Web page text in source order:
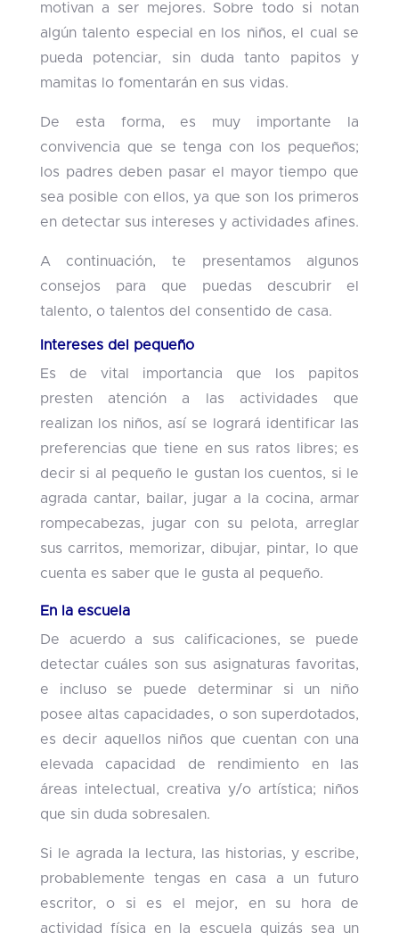
motivan a ser mejores. Sobre todo si notan
algún talento especial en los niños, el cual se
pueda potenciar, sin duda tanto papitos y
mamitas lo fomentarán en sus vidas.
De esta forma, es muy importante la
convivencia que se tenga con los pequeños;
los padres deben pasar el mayor tiempo que
sea posible con ellos, ya que son los primeros
en detectar sus intereses y actividades afines.
A continuación, te presentamos algunos
consejos para que puedas descubrir el
talento, o talentos del consentido de casa.
Intereses del pequeño
Es de vital importancia que los papitos
presten atención a las actividades que
realizan los niños, así se logrará identificar las
preferencias que tiene en sus ratos libres; es
decir si al pequeño le gustan los cuentos, si le
agrada cantar, bailar, jugar a la cocina, armar
rompecabezas, jugar con su pelota, arreglar
sus carritos, memorizar, dibujar, pintar, lo que
cuenta es saber que le gusta al pequeño.
En la escuela
De acuerdo a sus calificaciones, se puede
detectar cuáles son sus asignaturas favoritas,
e incluso se puede determinar si un niño
posee altas capacidades, o son superdotados,
es decir aquellos niños que cuentan con una
elevada capacidad de rendimiento en las
áreas intelectual, creativa y/o artística; niños
que sin duda sobresalen.
Si le agrada la lectura, las historias, y escribe,
probablemente tengas en casa a un futuro
escritor, o si es el mejor, en su hora de
actividad física en la escuela quizás sea un